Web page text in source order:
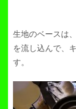
生地のベースは
を流し込んで、
す。